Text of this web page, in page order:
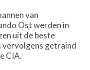
van
Ost werden in
uit de beste
vervolgens getraind
CIA.